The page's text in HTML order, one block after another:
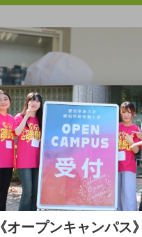
《オープンキャンパ